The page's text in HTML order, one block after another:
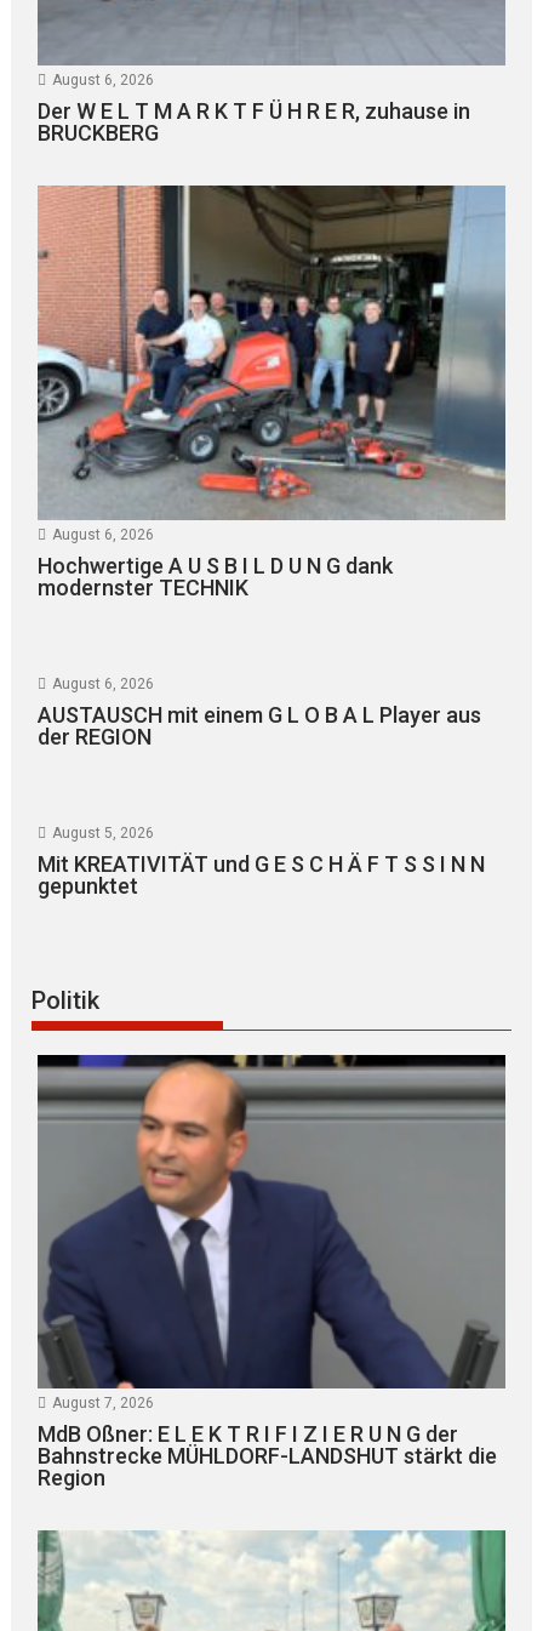
August 6, 2026
Der W E L T M A R K T F Ü H R E R, zuhause in
BRUCKBERG
August 6, 2026
Hochwertige A U S B I L D U N G dank
modernster TECHNIK
August 6, 2026
AUSTAUSCH mit einem G L O B A L Player aus
der REGION
August 5, 2026
Mit KREATIVITÄT und G E S C H Ä F T S S I N N
gepunktet
Politik
August 7, 2026
MdB Oßner: E L E K T R I F I Z I E R U N G der
Bahnstrecke MÜHLDORF-LANDSHUT stärkt die
Region